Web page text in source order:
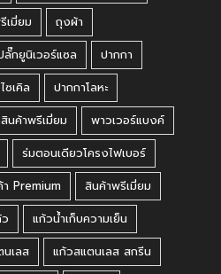
เมี่ยม
ถุงผ้า
ลั๊กยูนิเวอร์แซล
ปากกา
ซเคิล
ปากกาโลหะ
นค้าพรีเมี่ยม
พาวเวอร์แบงค์
ร่มตอนเดียวโครงไฟเบอร์
Premium
สินค้าพรีเมี่ยม
แก้วน้ำเก็บความเย็น
เลส
แก้วสแตนเลส สกรีน